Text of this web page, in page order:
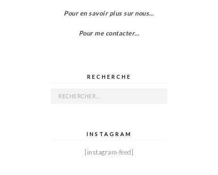
Pour en savoir plus sur nous…
Pour me contacter…
RECHERCHE
Rechercher :
INSTAGRAM
[instagram-feed]